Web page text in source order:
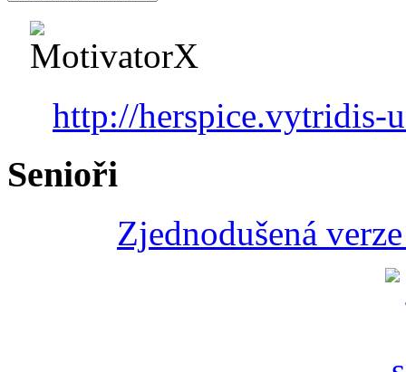
http://herspice.vytridis-
Senioři
Zjednodušená